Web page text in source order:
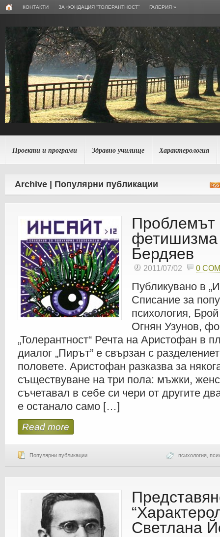
КОНТАКТИ ЗА ФОНДАЦИЯ “ТОЛЕРАНТНОСТ” ГАЛЕРИЯ »
Проекти и програми Здравно училище Характерология
Archive | Популярни публикации
Проблемът
Бердяев
2011/07/02 0
Публикувано в
Списание за
психология,
Огнян Узунов,
„Толерантност“ Речта на Аристофан в
диалог „Пирът” е свързан с
половете. Аристофан разказва за
съществуване на три пола: мъжки,
съчетавал в себе си чери от другите
е останало само […]
Read more
Популярни публикации психология
Светлана